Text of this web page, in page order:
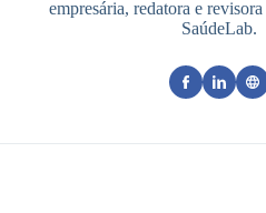
empresária, redatora e
SaúdeLab.